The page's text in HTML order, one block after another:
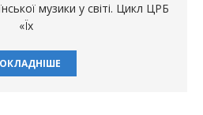
музики у світі. Цикл ЦРБ
«Їх